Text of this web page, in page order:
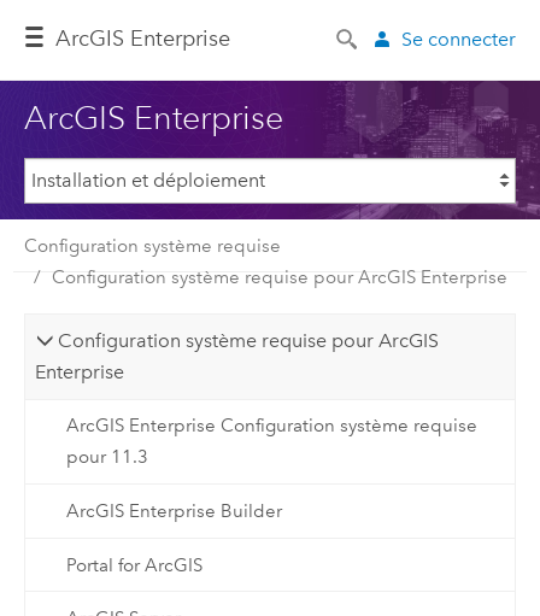
ArcGIS Enterprise Se connecter
ArcGIS Enterprise
Configuration système requise
Configuration système requise pour ArcGIS Enterprise
Configuration système requise pour ArcGIS
Enterprise
ArcGIS Enterprise Configuration système requise
pour 11.3
ArcGIS Enterprise Builder
Portal for ArcGIS